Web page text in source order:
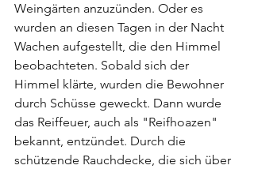
Weingärten anzuzünden. Oder es
wurden an diesen Tagen in der Nacht
Wachen aufgestellt, die den Himmel
beobachteten. Sobald sich der
Himmel klärte, wurden die Bewohner
durch Schüsse geweckt. Dann wurde
das Reiffeuer, auch als "Reifhoazen"
bekannt, entzündet. Durch die
schützende Rauchdecke, die sich über